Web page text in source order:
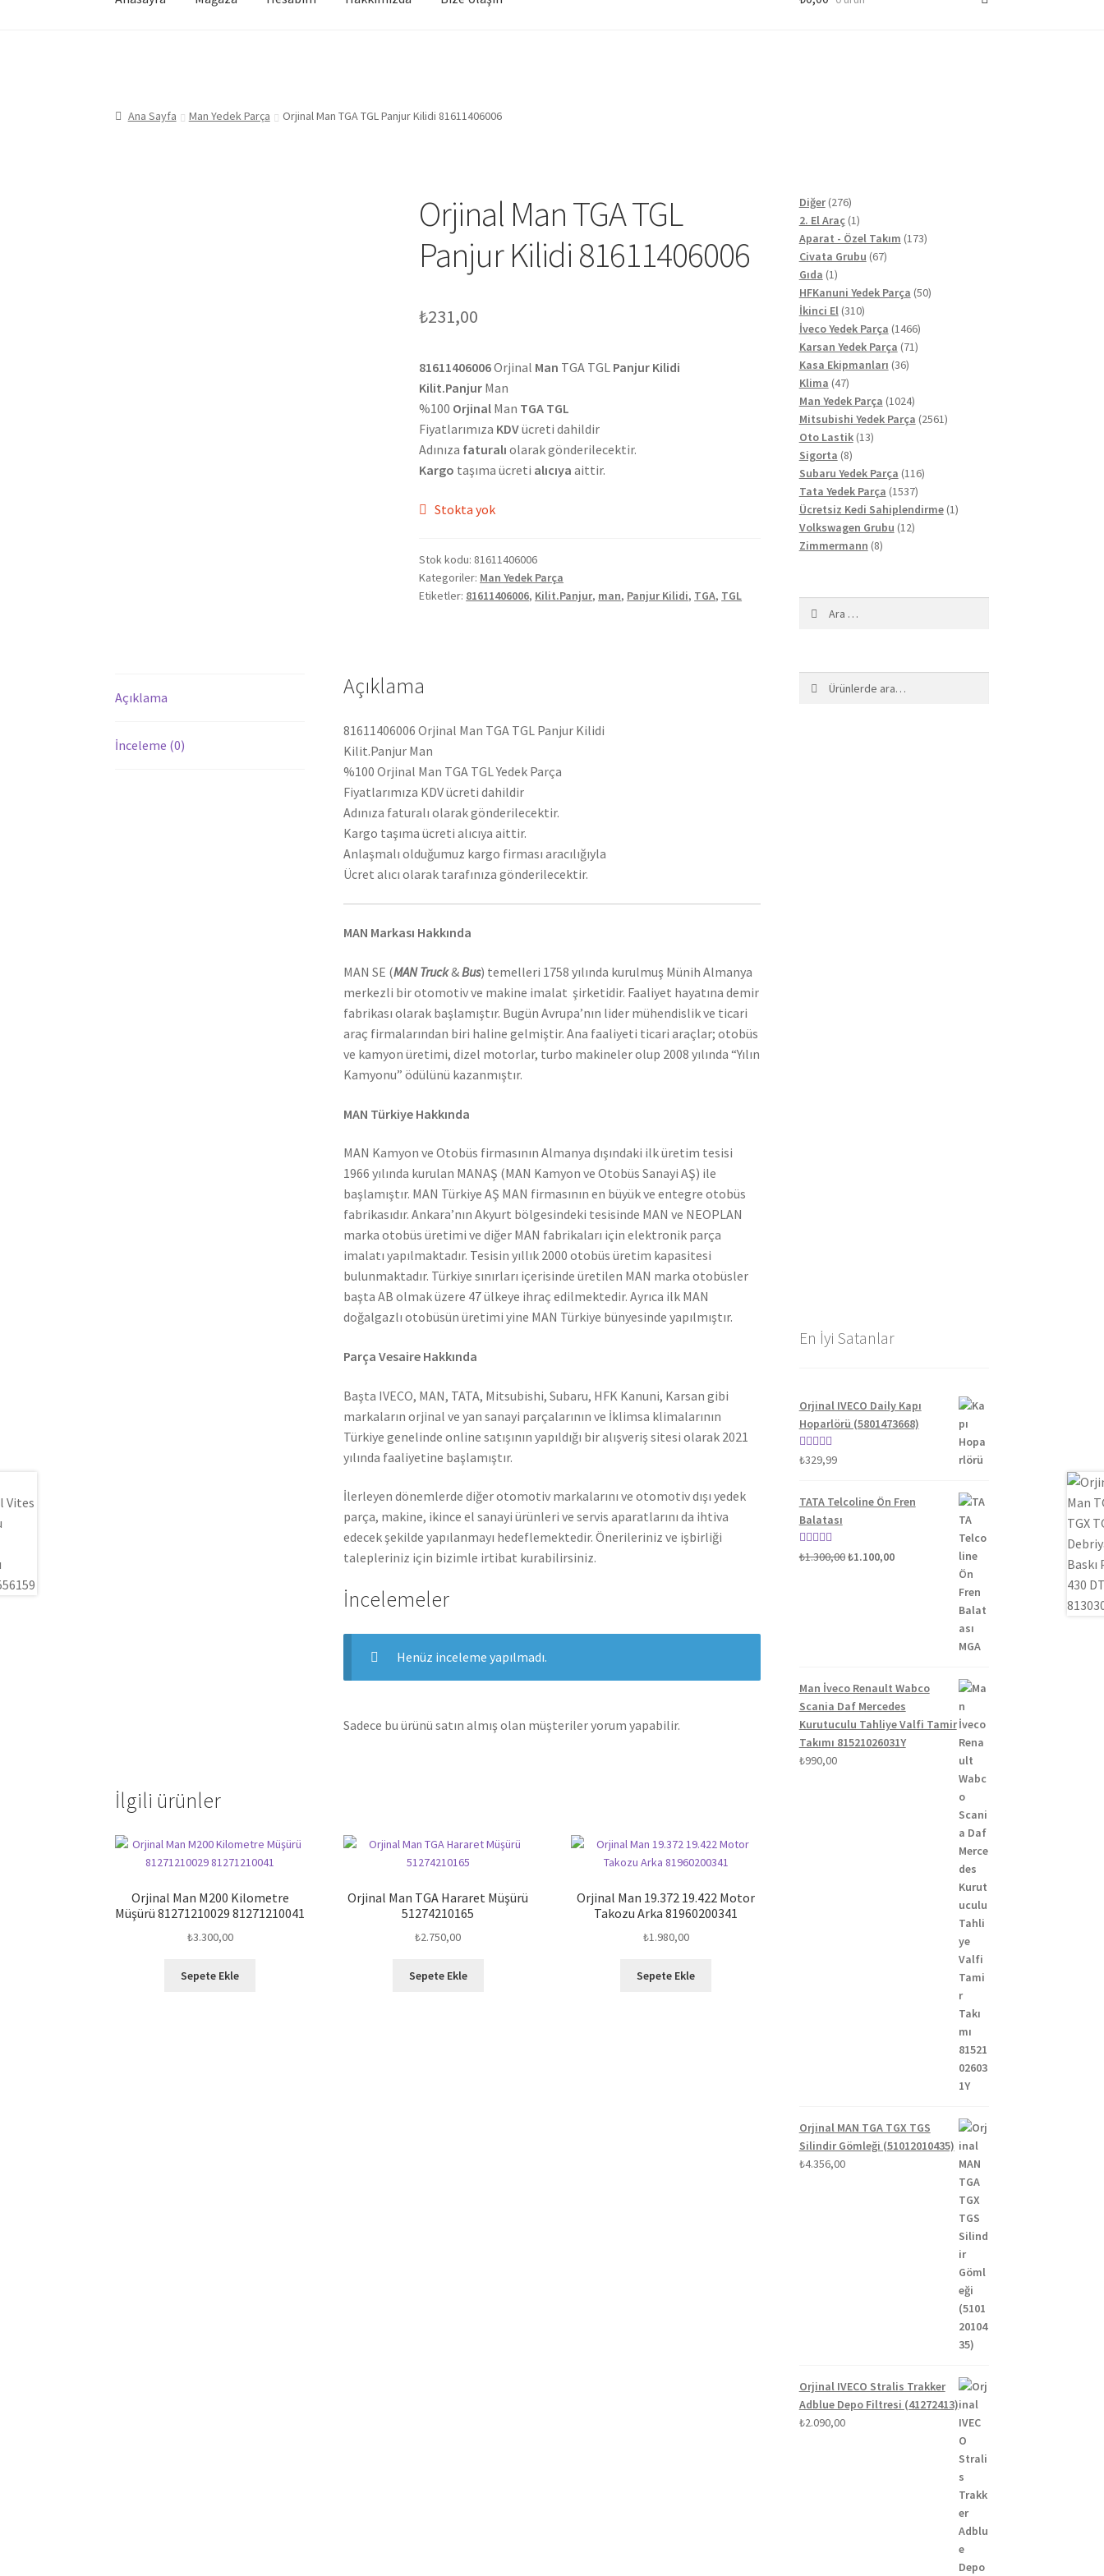
Ana Sayfa Man Yedek Parça Orjinal Man TGA TGL Panjur Kilidi 81611406006
Orjinal Man TGA TGL
Panjur Kilidi 81611406006
₺231,00
81611406006Orjinal Man TGA TGL Panjur Kilidi
Kilit.Panjur Man
%100 Orjinal Man TGA TGL
Fiyatlarımıza KDVücreti dahildir
Adınıza faturalı olarak gönderilecektir.
Kargo taşıma ücreti alıcıya aittir.
Stokta yok
Stok kodu: 81611406006
Kategoriler: Man Yedek Parça
Etiketler: 81611406006, Kilit.Panjur, man, Panjur Kilidi, TGA, TGL
Açıklama
İnceleme (0)
Açıklama
81611406006 Orjinal Man TGA TGL Panjur Kilidi
Kilit.Panjur Man
%100 Orjinal Man TGA TGL Yedek Parça
Fiyatlarımıza KDV ücreti dahildir
Adınıza faturalı olarak gönderilecektir.
Kargo taşıma ücreti alıcıya aittir.
Anlaşmalı olduğumuz kargo firması aracılığıyla
Ücret alıcı olarak tarafınıza gönderilecektir.
MAN Markası Hakkında
MAN SE (MAN Truck&Bus) temelleri 1758 yılında kurulmuş Münih Almanya
merkezli bir otomotiv ve makine imalat şirketidir. Faaliyet hayatına demir
fabrikası olarak başlamıştır. Bugün Avrupa’nın lider mühendislik ve ticari
araç firmalarından biri haline gelmiştir. Ana faaliyeti ticari araçlar; otobüs
ve kamyon üretimi, dizel motorlar, turbo makineler olup 2008 yılında “Yılın
Kamyonu” ödülünü kazanmıştır.
MAN Türkiye Hakkında
MAN Kamyon ve Otobüs firmasının Almanya dışındaki ilk üretim tesisi
1966 yılında kurulan MANAŞ (MAN Kamyon ve Otobüs Sanayi AŞ) ile
başlamıştır. MAN Türkiye AŞ MAN firmasının en büyük ve entegre otobüs
fabrikasıdır. Ankara’nın Akyurt bölgesindeki tesisinde MAN ve NEOPLAN
marka otobüs üretimi ve diğer MAN fabrikaları için elektronik parça
imalatı yapılmaktadır. Tesisin yıllık 2000 otobüs üretim kapasitesi
bulunmaktadır. Türkiye sınırları içerisinde üretilen MAN marka otobüsler
başta AB olmak üzere 47 ülkeye ihraç edilmektedir. Ayrıca ilk MAN
doğalgazlı otobüsün üretimi yine MAN Türkiye bünyesinde yapılmıştır.
Parça Vesaire Hakkında
Başta IVECO, MAN, TATA, Mitsubishi, Subaru, HFK Kanuni, Karsan gibi
markaların orjinal ve yan sanayi parçalarının ve İklimsa klimalarının
Türkiye genelinde online satışının yapıldığı bir alışveriş sitesi olarak 2021
yılında faaliyetine başlamıştır.
İlerleyen dönemlerde diğer otomotiv markalarını ve otomotiv dışı yedek
parça, makine, ikince el sanayi ürünleri ve servis aparatlarını da ihtiva
edecek şekilde yapılanmayı hedeflemektedir. Önerileriniz ve işbirliği
talepleriniz için bizimle irtibat kurabilirsiniz.
İncelemeler
Henüz inceleme yapılmadı.
Sadece bu ürünü satın almış olan müşteriler yorum yapabilir.
İlgili ürünler
Orjinal Man M200 Kilometre
Müşürü 81271210029 81271210041
₺3.300,00
Sepete Ekle
Orjinal Man TGA Hararet Müşürü
51274210165
₺2.750,00
Sepete Ekle
Orjinal Man 19.372 19.422 Motor
Takozu Arka 81960200341
₺1.980,00
Sepete Ekle
Diğer 276276
ürün
2. El Araç 11
ürün
Aparat - Özel Takım 173173
Civata Grubu 6767
Gıda 11
ürün
HFKanuni Yedek Parça 5050
İkinci El 310310
ürün
İveco Yedek Parça 14661466
ürün
Karsan Yedek Parça 7171
Kasa Ekipmanları 3636
Klima 4747
ürün
Man Yedek Parça 10241024
ürün
Mitsubishi Yedek Parça 25612561
Oto Lastik 1313
Sigorta 88
ürün
Subaru Yedek Parça 116116
Tata Yedek Parça 15371537
ürün
Ücretsiz Kedi Sahiplendirme 11
Volkswagen Grubu 1212
Zimmermann 88
En İyi Satanlar
Orjinal IVECO Daily Kapı
Hoparlörü (5801473668)
5 üzerinden
₺329,99
TATA Telcoline Ön Fren
Balatası
5 üzerinden
₺1.300,00Orijinal
₺1.100,00Şu
Man İveco Renault Wabco
Scania Daf Mercedes
Kurutuculu Tahliye Valfi Tamir
Takımı 81521026031Y
₺990,00
Orjinal MAN TGA TGX TGS
Silindir Gömleği (51012010435)
₺4.356,00
Orjinal IVECO Stralis Trakker
Adblue Depo Filtresi (41272413)
₺2.090,00